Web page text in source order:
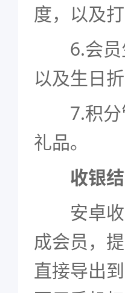
度，以及
6.会员
以及生日折
7.积分
礼品。
收银结
安卓收
成会员，
直接导出